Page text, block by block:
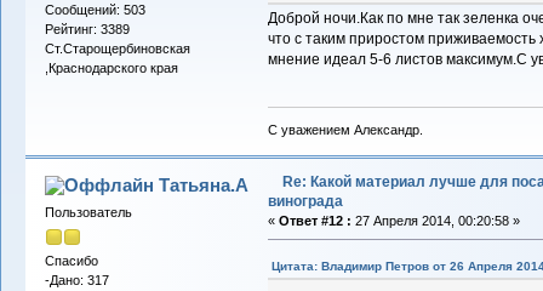
Сообщений: 503
Рейтинг: 3389
Ст.Старощербиновская
,Краснодарского края
Доброй ночи.Как по мне так зеленка
что с таким приростом
мнение идеал 5-6 листов максимум.С
С уважением Александр.
Татьяна.А
Пользователь
Спасибо
-Дано: 317
Re: Какой материал лучше для
винограда
« Ответ #12 : 27 Апреля 2014, 00:20:58 »
Цитата: Владимир Петров от 26 Апреля